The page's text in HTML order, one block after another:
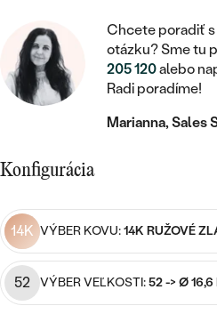
SVADOBNÉ SETY
PODĽA CENY
CENOVO DOSTUPNÉ
LUXUSNÉ
ZAČAŤ S FAREBNÝM
PODĽA DRAHOKAMU
DIAMANT
LAB GROWN DIAMANT
FAREBNÝ DIAMANT
ČIERNY DIAMANT
DOPLNKY
PODĽA MATERIÁLU
STRIEBORNÉ
PLATINOVÉ
PODĽA DRAHOKAMU
PODĽA DRAHOKAMU
S DIAMANTMI
S DRAHOKAMAMI
S PERLAMI
PODĽA CENY
CENOVO DOSTUPNÉ
LUXUSNÉ
V TVARE SRDCA
SO ZVIERATAMI
S DIAMANTMI
S DRAHOKAMAMI
S PERLAMI
PERSONALIZOVANÉ
PODĽA DRAHOKAMU
S DIAMANTMI
S DRAHOKAMAMI
PODĽA CENY
CENOVO DOSTUPNÉ
Chcete poradiť
otázku? Sme tu
205 120alebo
Radi poradíme!
Marianna, Sales
Konfigurácia
14K VÝBER KOVU:14K RUŽOVÉ
52 VÝBER VEĽKOSTI:52 -> Ø 16,6